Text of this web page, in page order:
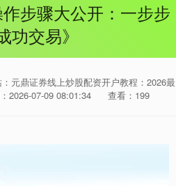
作步骤大公开：一步步
功交易》
：元鼎证券线上炒股配资开户教程：2026最
2026-07-09 08:01:34 查看：199